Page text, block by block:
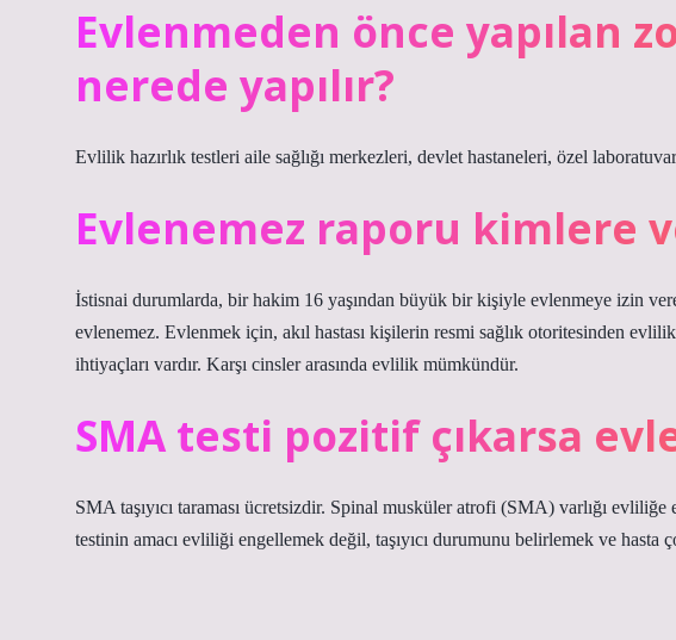
Evlenmeden önce yapılan
nerede yapılır?
Evlilik hazırlık testleri aile sağlığı merkezleri, devlet hastaneleri, özel
Evlenemez raporu kimlere
İstisnai durumlarda, bir hakim 16 yaşından büyük bir kişiyle evlenmeye izin
evlenemez. Evlenmek için, akıl hastası kişilerin resmi sağlık otoritesinden
ihtiyaçları vardır. Karşı cinsler arasında evlilik mümkündür.
SMA testi pozitif çıkarsa
SMA taşıyıcı taraması ücretsizdir. Spinal musküler atrofi (SMA) varlığı
testinin amacı evliliği engellemek değil, taşıyıcı durumunu belirlemek ve hasta